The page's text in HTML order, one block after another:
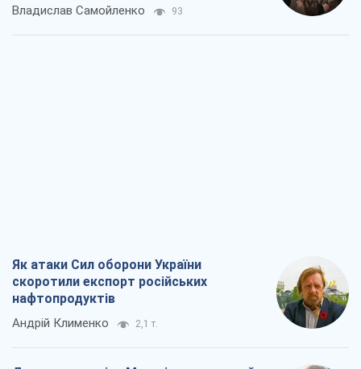
Владислав Самойленко 93
Як атаки Сил оборони України
скоротили експорт російських
нафтопродуктів
Андрій Клименко 2,1 т.